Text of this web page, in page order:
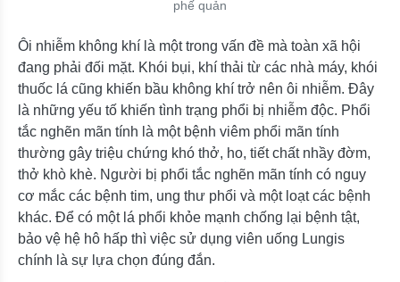
phế quản
Ôi nhiễm không khí là một trong vấn đề mà toàn xã hội
đang phải đối mặt. Khói bụi, khí thải từ các nhà máy, khói
thuốc lá cũng khiến bầu không khí trở nên ôi nhiễm. Đây
là những yếu tố khiến tình trạng phổi bị nhiễm độc. Phổi
tắc nghẽn mãn tính là một bệnh viêm phổi mãn tính
thường gây triệu chứng khó thở, ho, tiết chất nhầy đờm,
thở khò khè. Người bị phổi tắc nghẽn mãn tính có nguy
cơ mắc các bệnh tim, ung thư phổi và một loạt các bệnh
khác. Để có một lá phổi khỏe mạnh chống lại bệnh tật,
bảo vệ hệ hô hấp thì việc sử dụng viên uống Lungis
chính là sự lựa chọn đúng đắn.